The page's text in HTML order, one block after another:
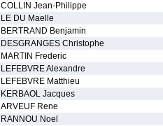
COLLIN Jean-Philippe
LE DU Maelle
BERTRAND Benjamin
DESGRANGES Christophe
MARTIN Frederic
LEFEBVRE Alexandre
LEFEBVRE Matthieu
KERBAOL Jacques
ARVEUF Rene
RANNOU Noel